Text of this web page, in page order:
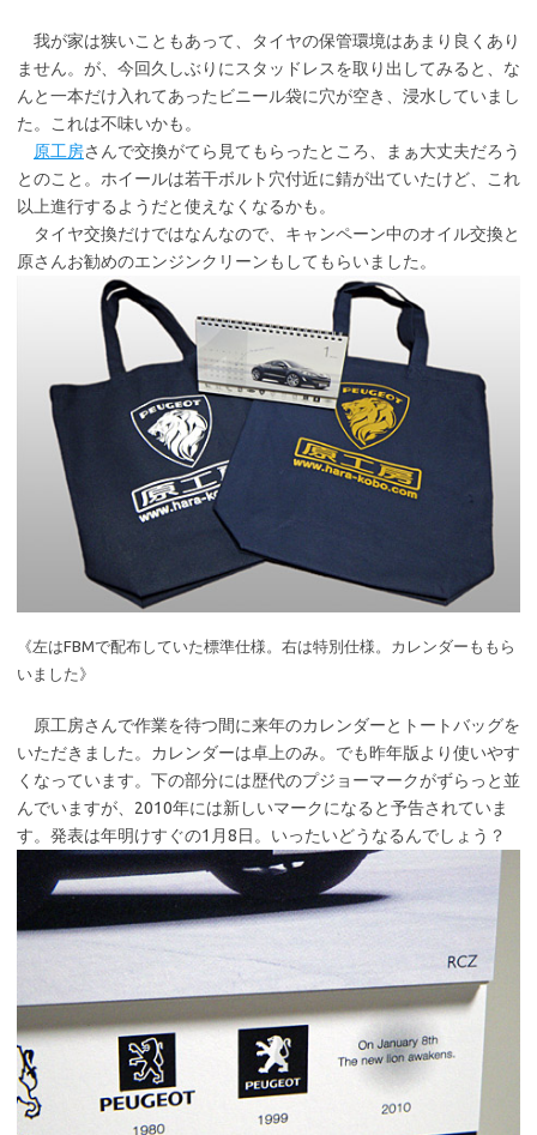
我が家は狭いこともあって、タイヤの保管環境はあまり良くあり
ません。が、今回久しぶりにスタッドレスを取り出してみると、な
んと一本だけ入れてあったビニール袋に穴が空き、浸水していまし
た。これは不味いかも。
原工房さんで交換がてら見てもらったところ、まぁ大丈夫だろう
とのこと。ホイールは若干ボルト穴付近に錆が出ていたけど、これ
以上進行するようだと使えなくなるかも。
タイヤ交換だけではなんなので、キャンペーン中のオイル交換と
原さんお勧めのエンジンクリーンもしてもらいました。
《左はFBMで配布していた標準仕様。右は特別仕様。カレンダーももら
いました》
原工房さんで作業を待つ間に来年のカレンダーとトートバッグを
いただきました。カレンダーは卓上のみ。でも昨年版より使いやす
くなっています。下の部分には歴代のプジョーマークがずらっと並
んでいますが、2010年には新しいマークになると予告されていま
す。発表は年明けすぐの1月8日。いったいどうなるんでしょう？